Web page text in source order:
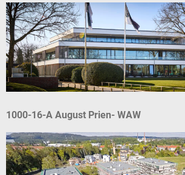
1000-16-A August Prien- WAW